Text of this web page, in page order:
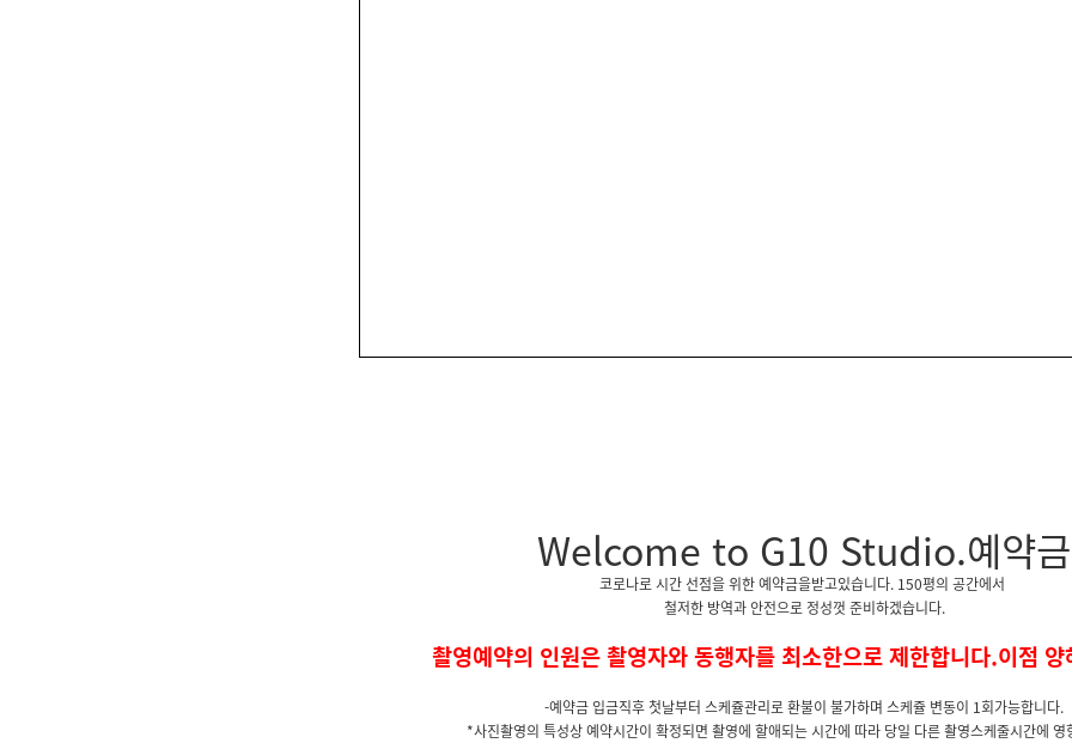
Welcome to G10 Studio.예약금
코로나로 시간 선점을 위한 예약금을받고있습니다. 150평의 공간에서
철저한 방역과 안전으로 정성껏 준비하겠습니다.
촬영예약의 인원은 촬영자와 동행자를 최소한으로 제한합니다.이점
-예약금 입금직후 첫날부터 스케쥴관리로 환불이 불가하며 스케쥴 변동이 1회가능합니다.
*사진촬영의 특성상 예약시간이 확정되면 촬영에 할애되는 시간에 따라 당일 다른 촬영스케줄시간에 영